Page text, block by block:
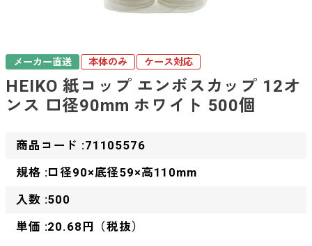
メーカー直送 本体のみ ケース対応
HEIKO 紙コップ エンボスカップ 12オ
ンス 口径90mm ホワイト 500個
商品コード :71105576
規格 :口径90×底径59×高110mm
入数 :500
単価 :20.68円（税抜）